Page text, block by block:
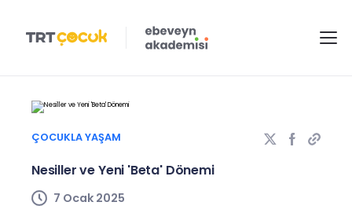
ÇOCUKLA YAŞAM
Nesiller ve Yeni 'Beta' Dönemi
7 Ocak 2025